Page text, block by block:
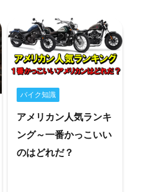
バイク知識
アメリカン人気ランキ
ング～一番かっこいい
のはどれだ？